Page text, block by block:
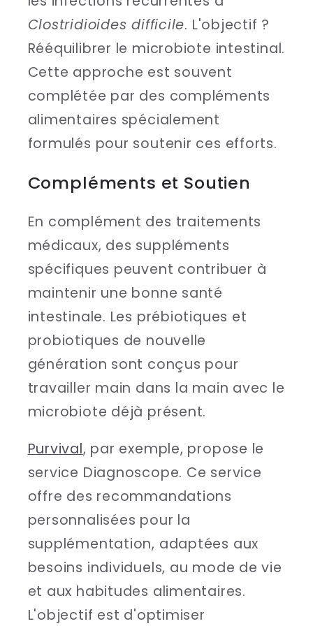
Clostridioides difficile. L'objectif ?
Rééquilibrer le microbiote intestinal.
Cette approche est souvent
complétée par des compléments
alimentaires spécialement
formulés pour soutenir ces efforts.
Compléments et Soutien
En complément des traitements
médicaux, des suppléments
spécifiques peuvent contribuer à
maintenir une bonne santé
intestinale. Les prébiotiques et
probiotiques de nouvelle
génération sont conçus pour
travailler main dans la main avec le
microbiote déjà présent.
Purvival, par exemple, propose le
service Diagnoscope. Ce service
offre des recommandations
personnalisées pour la
supplémentation, adaptées aux
besoins individuels, au mode de vie
et aux habitudes alimentaires.
L'objectif est d'optimiser